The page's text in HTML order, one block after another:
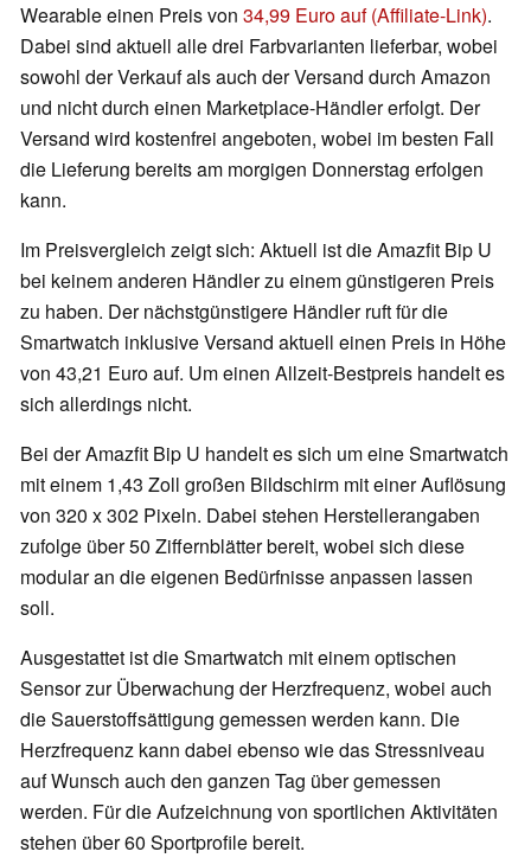
Wearable einen Preis von 34,99 Euro auf (Affiliate-Link).
Dabei sind aktuell alle drei Farbvarianten lieferbar, wobei
sowohl der Verkauf als auch der Versand durch Amazon
und nicht durch einen Marketplace-Händler erfolgt. Der
Versand wird kostenfrei angeboten, wobei im besten Fall
die Lieferung bereits am morgigen Donnerstag erfolgen
kann.
Im Preisvergleich zeigt sich: Aktuell ist die Amazfit Bip U
bei keinem anderen Händler zu einem günstigeren Preis
zu haben. Der nächstgünstigere Händler ruft für die
Smartwatch inklusive Versand aktuell einen Preis in Höhe
von 43,21 Euro auf. Um einen Allzeit-Bestpreis handelt es
sich allerdings nicht.
Bei der Amazfit Bip U handelt es sich um eine Smartwatch
mit einem 1,43 Zoll großen Bildschirm mit einer Auflösung
von 320 x 302 Pixeln. Dabei stehen Herstellerangaben
zufolge über 50 Ziffernblätter bereit, wobei sich diese
modular an die eigenen Bedürfnisse anpassen lassen
soll.
Ausgestattet ist die Smartwatch mit einem optischen
Sensor zur Überwachung der Herzfrequenz, wobei auch
die Sauerstoffsättigung gemessen werden kann. Die
Herzfrequenz kann dabei ebenso wie das Stressniveau
auf Wunsch auch den ganzen Tag über gemessen
werden. Für die Aufzeichnung von sportlichen Aktivitäten
stehen über 60 Sportprofile bereit.